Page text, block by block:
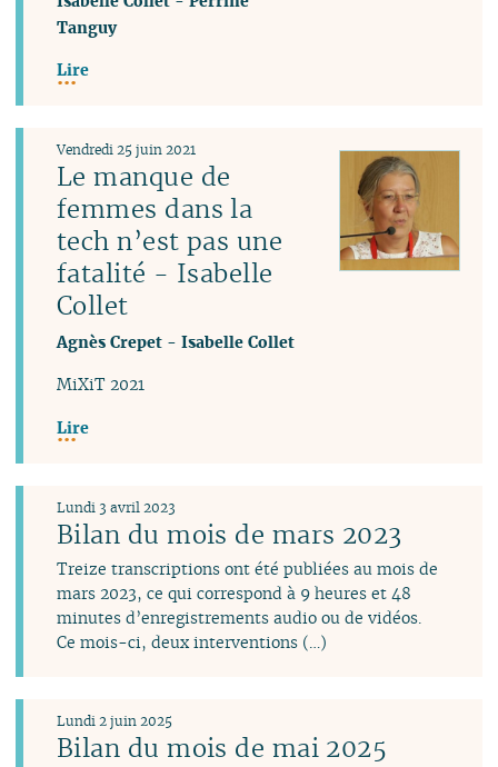
Tanguy
Lire
Le manque de
femmes dans la
tech n’est pas une
fatalité - Isabelle
Collet
Vendredi 25 juin 2021
Agnès Crepet -Isabelle Collet
MiXiT 2021
Lire
Bilan du mois de mars 2023
Lundi 3 avril 2023
Treize transcriptions ont été publiées au mois de
mars 2023, ce qui correspond à 9 heures et 48
minutes d’enregistrements audio ou de vidéos.
Ce mois-ci, deux interventions (…)
Bilan du mois de mai 2025
Lundi 2 juin 2025